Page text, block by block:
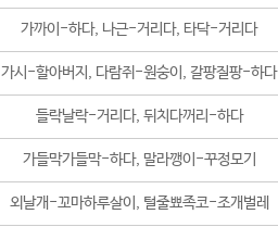
가까이-하다, 나근-거리다, 타닥-거리다
가시-할아버지, 다람쥐-원숭이, 갈팡질팡-하다
들락날락-거리다, 뒤치다꺼리-하다
가들막가들막-하다, 말라깽이-꾸정모기
외날개-꼬마하루살이, 털줄뾰족코-조개벌레